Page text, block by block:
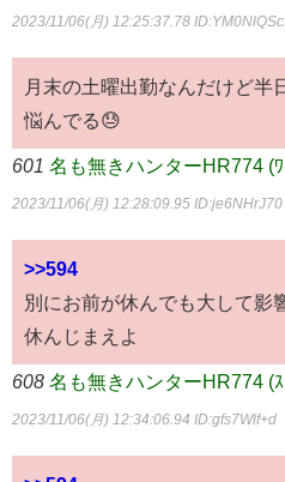
2023/11/06(月) 12:25:37.78
月末の土曜出勤なんだけど半
悩んでる😓
601 名も無きハンターHR774 (
2023/11/06(月) 12:28:09.95 ID:je6NHrJ70
>>594
別にお前が休んでも大して影
休んじまえよ
608 名も無きハンターHR774 (
2023/11/06(月) 12:34:06.94 ID:gfs7Wlf+d